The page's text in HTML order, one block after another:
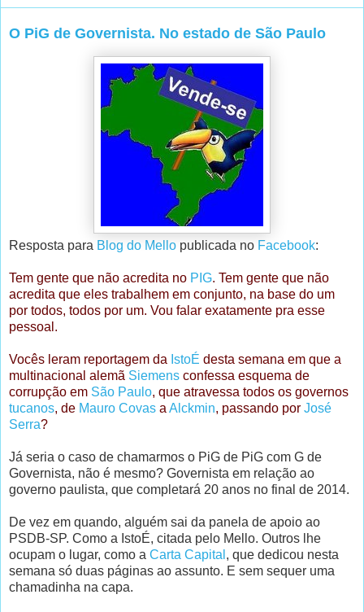
O PiG de Governista. No estado de São Paulo
Resposta para Blog do Mello publicada no Facebook:
Tem gente que não acredita no PIG. Tem gente que não
acredita que eles trabalhem em conjunto, na base do um
por todos, todos por um. Vou falar exatamente pra esse
pessoal.
Vocês leram reportagem da IstoÉ desta semana em que a
multinacional alemã Siemens confessa esquema de
corrupção em São Paulo, que atravessa todos os governos
tucanos, de Mauro Covas a Alckmin, passando por José
Serra?
Já seria o caso de chamarmos o PiG de PiG com G de
Governista, não é mesmo? Governista em relação ao
governo paulista, que completará 20 anos no final de 2014.
De vez em quando, alguém sai da panela de apoio ao
PSDB-SP. Como a IstoÉ, citada pelo Mello. Outros lhe
ocupam o lugar, como a Carta Capital , que dedicou nesta
semana só duas páginas ao assunto. E sem sequer uma
chamadinha na capa.